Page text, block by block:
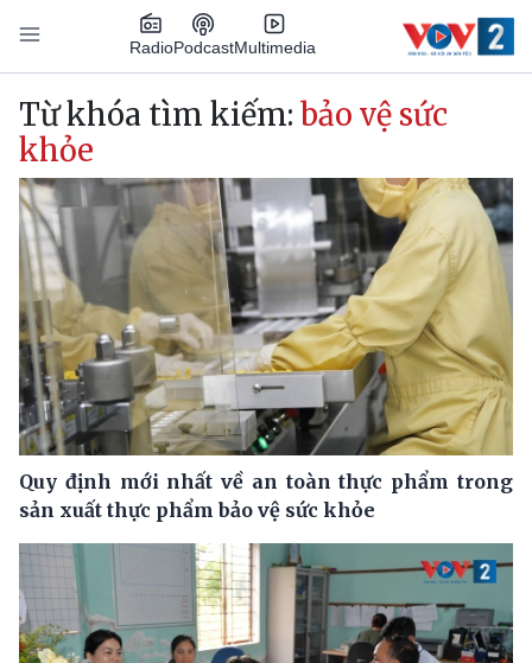
Nhảy đến nội dung
RadioPodcastMultimedia
Main navigation
Từ khóa tìm kiếm: bảo vệ sức
khỏe
Quy định mới nhất về an toàn thực phẩm trong
sản xuất thực phẩm bảo vệ sức khỏe